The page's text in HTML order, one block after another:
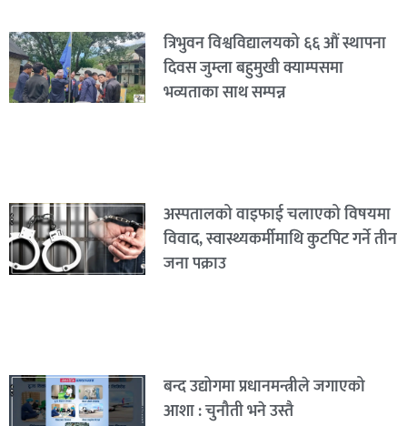
त्रिभुवन विश्वविद्यालयको ६६ औं स्थापना
दिवस जुम्ला बहुमुखी क्याम्पसमा
भव्यताका साथ सम्पन्न
अस्पतालको वाइफाई चलाएको विषयमा
विवाद, स्वास्थ्यकर्मीमाथि कुटपिट गर्ने तीन
जना पक्राउ
बन्द उद्योगमा प्रधानमन्त्रीले जगाएको
आशा : चुनौती भने उस्तै